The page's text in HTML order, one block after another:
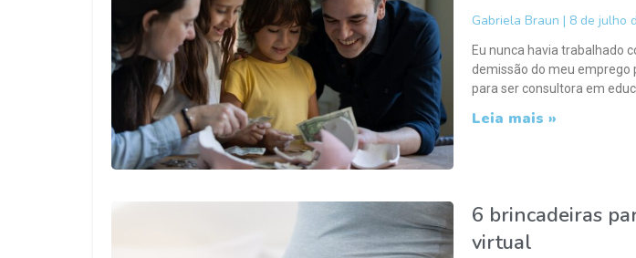
Gabriela Braun 8 de julho
Eu nunca havia trabalhado
demissão do meu emprego
para ser consultora em
Leia mais »
6 brincadeiras
virtual